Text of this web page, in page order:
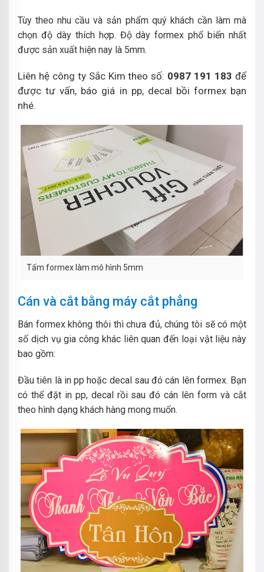
Tùy theo nhu cầu và sản phẩm quý khách cần làm mà
chọn độ dày thích hợp. Độ dày formex phổ biến nhất
được sản xuất hiện nay là 5mm.
Liên hệ công ty Sắc Kim theo số: 0987 191 183 để
được tư vấn, báo giá in pp, decal bồi formex bạn
nhé.
Tấm formex làm mô hình 5mm
Cán và cắt bằng máy cắt phẳng
Bán formex không thôi thì chưa đủ, chúng tôi sẽ có một
số dịch vụ gia công khác liên quan đến loại vật liệu này
bao gồm:
Đầu tiên là in pp hoặc decal sau đó cán lên formex. Bạn
có thể đặt in pp, decal rồi sau đó cán lên form và cắt
theo hình dạng khách hàng mong muốn.